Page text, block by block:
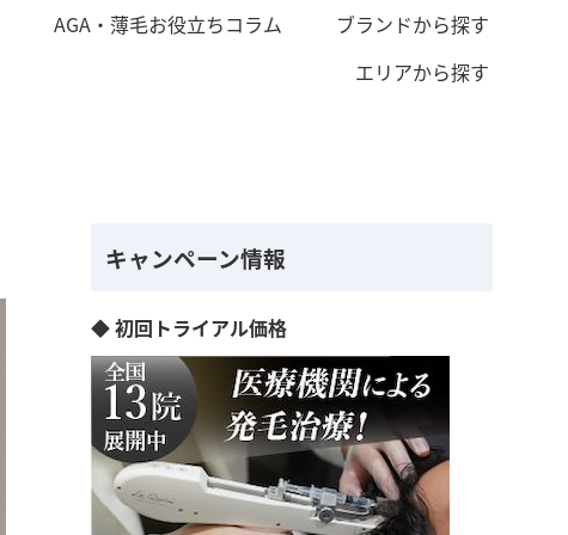
AGA・薄毛お役立ちコラム
ブランドから探す
エリアから探す
キャンペーン情報
◆ 初回トライアル価格